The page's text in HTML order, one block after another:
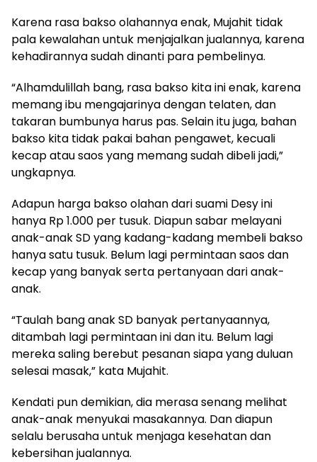
Karena rasa bakso olahannya enak, Mujahit tidak
pala kewalahan untuk menjajalkan jualannya, karena
kehadirannya sudah dinanti para pembelinya.
“Alhamdulillah bang, rasa bakso kita ini enak, karena
memang ibu mengajarinya dengan telaten, dan
takaran bumbunya harus pas. Selain itu juga, bahan
bakso kita tidak pakai bahan pengawet, kecuali
kecap atau saos yang memang sudah dibeli jadi,”
ungkapnya.
Adapun harga bakso olahan dari suami Desy ini
hanya Rp 1.000 per tusuk. Diapun sabar melayani
anak-anak SD yang kadang-kadang membeli bakso
hanya satu tusuk. Belum lagi permintaan saos dan
kecap yang banyak serta pertanyaan dari anak-
anak.
“Taulah bang anak SD banyak pertanyaannya,
ditambah lagi permintaan ini dan itu. Belum lagi
mereka saling berebut pesanan siapa yang duluan
selesai masak,” kata Mujahit.
Kendati pun demikian, dia merasa senang melihat
anak-anak menyukai masakannya. Dan diapun
selalu berusaha untuk menjaga kesehatan dan
kebersihan jualannya.